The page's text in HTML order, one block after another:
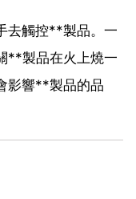
去觸控**製品。一
**製品在火上燒一
影響**製品的品